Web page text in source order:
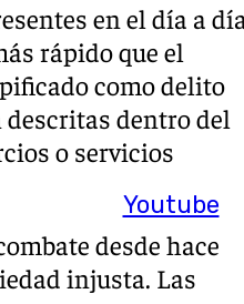
Youtube
en el día a
rápido que el
como delito
descritas dentro del
o servicios
desde hace
injusta. Las